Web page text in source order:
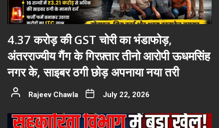
4.37 करोड़ की GST चोरी का भंडाफोड़,
अंतरराज्यीय गैंग के गिरफ़्तार तीनो आरोपी ऊधमसिंह
नगर के, साइबर ठगी छोड़ अपनाया नया तरी
Rajeev Chawla July 22, 2026